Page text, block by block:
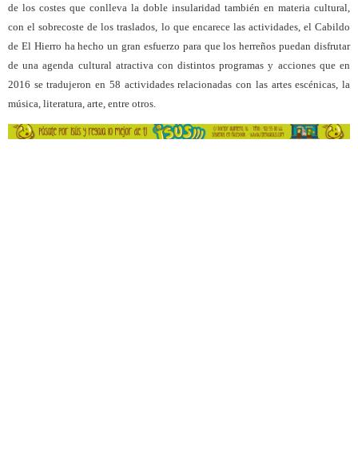
de los costes que conlleva la doble insularidad también en materia cultural,
con el sobrecoste de los traslados, lo que encarece las actividades, el Cabildo
de El Hierro ha hecho un gran esfuerzo para que los herreños puedan disfrutar
de una agenda cultural atractiva con distintos programas y acciones que en
2016 se tradujeron en 58 actividades relacionadas con las artes escénicas, la
música, literatura, arte, entre otros.